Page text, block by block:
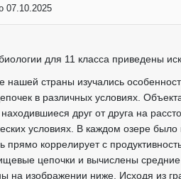
07.10.2025
для 11 класса приведены
нашей страны изучались
в различных условиях.
друг от друга на
условиях. В каждом озере
прямо коррелирует с
цепочки и вычислены
на изображении ниже. Исходя из